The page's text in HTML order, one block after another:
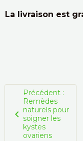
La livraison est
Précédent :
Remèdes
naturels pour
soigner les
kystes
ovariens